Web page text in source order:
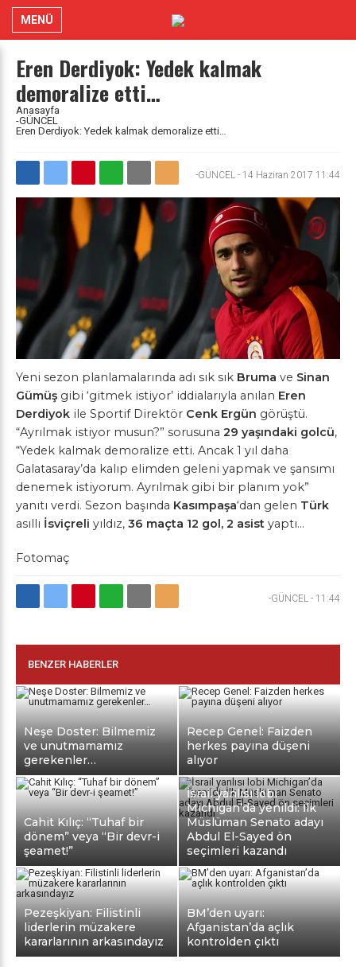
MENÜ
Eren Derdiyok: Yedek kalmak
demoralize etti…
Anasayfa
-GÜNCEL
Eren Derdiyok: Yedek kalmak demoralize etti…
-GÜNCEL - 14 Haziran 2017 11:44
Yeni sezon planlamalarında adı sık sık Bruma ve Sinan
Gümüş gibi ‘gitmek istiyor’ iddialarıyla anılan Eren
Derdiyok ile Sportif Direktör Cenk Ergün görüştü.
“Ayrılmak istiyor musun?” sorusuna 29 yaşındaki golcü,
“Yedek kalmak demoralize etti. Ancak 1 yıl daha
Galatasaray’da kalıp elimden geleni yapmak ve şansımı
denemek istiyorum. Ayrılmak gibi bir planım yok”
yanıtı verdi. Sezon başında Kasımpaşa‘dan gelen Türk
asıllı İsviçreli yıldız, 36 maçta 12 gol, 2 asist yaptı...
Fotomaç
-GÜNCEL - 11:44
BENZER HABERLER
Neşe Doster: Bilmemiz
ve unutmamamız
gerekenler…
Recep Genel: Faizden
herkes payına düşeni
alıyor
Cahit Kılıç: “Tuhaf bir
dönem” veya “Bir devr-i
şeamet!”
İsrail yanlısı lobi
Michigan’da yenildi: İlk
Müslüman Senato adayı
Abdul El-Sayed ön
seçimleri kazandı
Pezeşkiyan: Filistinli
liderlerin müzakere
kararlarının arkasındayız
BM’den uyarı:
Afganistan’da açlık
kontrolden çıktı